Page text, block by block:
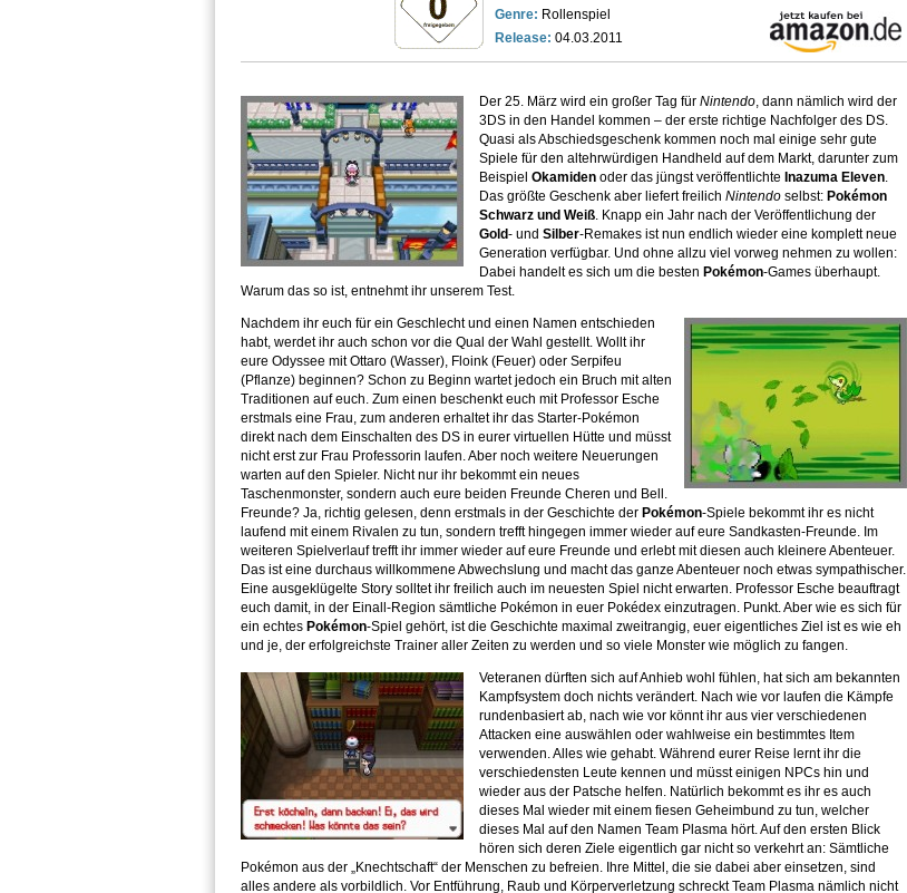
Genre: Rollenspiel
Release: 04.03.2011
Der 25. März wird ein großer Tag für Nintendo, dann nämlich wird der
3DS in den Handel kommen – der erste richtige Nachfolger des DS.
Quasi als Abschiedsgeschenk kommen noch mal einige sehr gute
Spiele für den altehrwürdigen Handheld auf dem Markt, darunter zum
Beispiel Okamiden oder das jüngst veröffentlichte Inazuma Eleven.
Das größte Geschenk aber liefert freilich Nintendo selbst: Pokémon
Schwarz und Weiß. Knapp ein Jahr nach der Veröffentlichung der
Gold- und Silber-Remakes ist nun endlich wieder eine komplett neue
Generation verfügbar. Und ohne allzu viel vorweg nehmen zu wollen:
Dabei handelt es sich um die besten Pokémon-Games überhaupt.
Warum das so ist, entnehmt ihr unserem Test.
Nachdem ihr euch für ein Geschlecht und einen Namen entschieden
habt, werdet ihr auch schon vor die Qual der Wahl gestellt. Wollt ihr
eure Odyssee mit Ottaro (Wasser), Floink (Feuer) oder Serpifeu
(Pflanze) beginnen? Schon zu Beginn wartet jedoch ein Bruch mit alten
Traditionen auf euch. Zum einen beschenkt euch mit Professor Esche
erstmals eine Frau, zum anderen erhaltet ihr das Starter-Pokémon
direkt nach dem Einschalten des DS in eurer virtuellen Hütte und müsst
nicht erst zur Frau Professorin laufen. Aber noch weitere Neuerungen
warten auf den Spieler. Nicht nur ihr bekommt ein neues
Taschenmonster, sondern auch eure beiden Freunde Cheren und Bell.
Freunde? Ja, richtig gelesen, denn erstmals in der Geschichte der Pokémon-Spiele bekommt ihr es nicht
laufend mit einem Rivalen zu tun, sondern trefft hingegen immer wieder auf eure Sandkasten-Freunde. Im
weiteren Spielverlauf trefft ihr immer wieder auf eure Freunde und erlebt mit diesen auch kleinere Abenteuer.
Das ist eine durchaus willkommene Abwechslung und macht das ganze Abenteuer noch etwas sympathischer.
Eine ausgeklügelte Story solltet ihr freilich auch im neuesten Spiel nicht erwarten. Professor Esche beauftragt
euch damit, in der Einall-Region sämtliche Pokémon in euer Pokédex einzutragen. Punkt. Aber wie es sich für
ein echtes Pokémon-Spiel gehört, ist die Geschichte maximal zweitrangig, euer eigentliches Ziel ist es wie eh
und je, der erfolgreichste Trainer aller Zeiten zu werden und so viele Monster wie möglich zu fangen.
Veteranen dürften sich auf Anhieb wohl fühlen, hat sich am bekannten
Kampfsystem doch nichts verändert. Nach wie vor laufen die Kämpfe
rundenbasiert ab, nach wie vor könnt ihr aus vier verschiedenen
Attacken eine auswählen oder wahlweise ein bestimmtes Item
verwenden. Alles wie gehabt. Während eurer Reise lernt ihr die
verschiedensten Leute kennen und müsst einigen NPCs hin und
wieder aus der Patsche helfen. Natürlich bekommt es ihr es auch
dieses Mal wieder mit einem fiesen Geheimbund zu tun, welcher
dieses Mal auf den Namen Team Plasma hört. Auf den ersten Blick
hören sich deren Ziele eigentlich gar nicht so verkehrt an: Sämtliche
Pokémon aus der „Knechtschaft“ der Menschen zu befreien. Ihre Mittel, die sie dabei aber einsetzen, sind
alles andere als vorbildlich. Vor Entführung, Raub und Körperverletzung schreckt Team Plasma nämlich nicht